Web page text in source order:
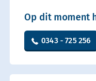
Op dit moment
0343 - 725 256